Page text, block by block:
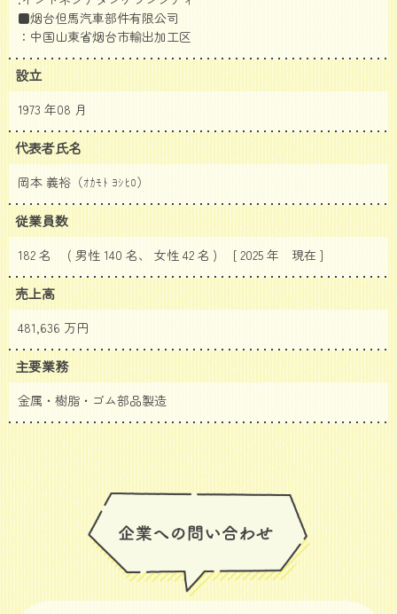
■烟台但馬汽車部件有限公司
：中国山東省烟台市輸出加工区
設立
1973 年08 月
代表者氏名
岡本 義裕（ｵｶﾓﾄ ﾖｼﾋﾛ）
従業員数
182 名 ( 男性 140 名、 女性 42 名 ) [ 2025 年 現在 ]
売上高
481,636 万円
主要業務
金属・樹脂・ゴム部品製造